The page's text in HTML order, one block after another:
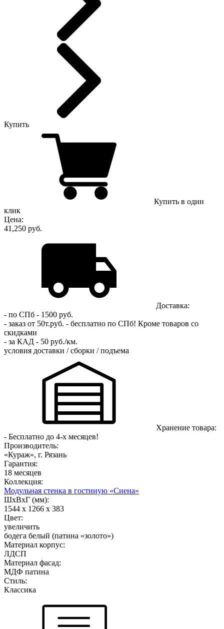
Купить
Купить в один
клик
Цена:
41,250 руб.
Доставка:
- по СПб - 1500 руб.
- заказ от 50т.руб. - бесплатно по СПб! Кроме товаров со
скидками
- за КАД - 50 руб./км.
условия доставки / сборки / подъема
Хранение товара:
- Бесплатно до 4-х месяцев!
Производитель:
«Кураж», г. Рязань
Гарантия:
18 месяцев
Коллекция:
Модульная стенка в гостиную «Сиена»
ШхВхГ (мм):
1544 х 1266 х 383
Цвет:
увеличить
бодега белый (патина «золото»)
Материал корпус:
ЛДСП
Материал фасад:
МДФ патина
Стиль:
Классика